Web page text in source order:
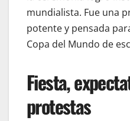
mundialista. Fue una
potente y pensada
Copa del Mundo de
Fiesta,
protestas